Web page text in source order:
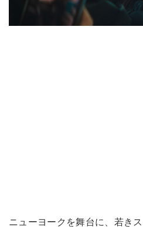
ニューヨークを舞台に、若き